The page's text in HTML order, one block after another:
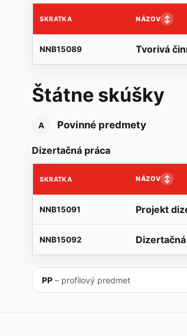
SKRATKA NÁZOV ↕
NNB15089 Tvorivá
Štátne skúšky
A Povinné predmety
Dizertačná práca
SKRATKA NÁZOV ↕
NNB15091 Projekt
NNB15092
PP– profilový predmet